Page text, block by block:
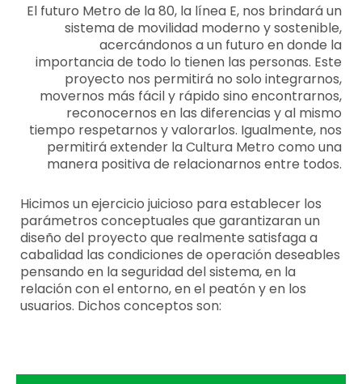
El futuro Metro de la 80, la línea E, nos brindará un
sistema de movilidad moderno y sostenible,
acercándonos a un futuro en donde la
importancia de todo lo tienen las personas. Este
proyecto nos permitirá no solo integrarnos,
movernos más fácil y rápido sino encontrarnos,
reconocernos en las diferencias y al mismo
tiempo respetarnos y valorarlos. Igualmente, nos
permitirá extender la Cultura Metro como una
manera positiva de relacionarnos entre todos.
Hicimos un ejercicio juicioso para establecer los
parámetros conceptuales que garantizaran un
diseño del proyecto que realmente satisfaga a
cabalidad las condiciones de operación deseables
pensando en la seguridad del sistema, en la
relación con el entorno, en el peatón y en los
usuarios. Dichos conceptos son: